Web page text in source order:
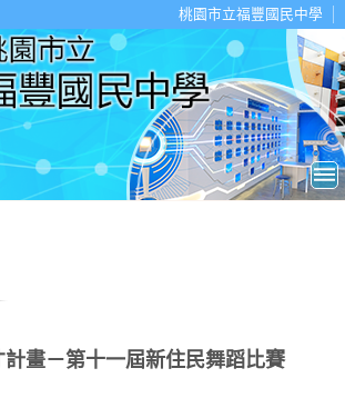
桃園市立福豐國民中學
畫－第十一屆新住民舞蹈比賽